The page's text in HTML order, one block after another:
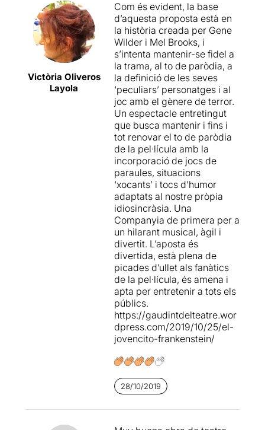
Victòria Oliveros
Layola
Com és evident, la base
d’aquesta proposta està en
la història creada per Gene
Wilder i Mel Brooks, i
s’intenta mantenir-se fidel a
la trama, al to de paròdia, a
la definició de les seves
‘peculiars’ personatges i al
joc amb el gènere de terror.
Un espectacle entretingut
que busca mantenir i fins i
tot renovar el to de paròdia
de la pel·lícula amb la
incorporació de jocs de
paraules, situacions
‘xocants’ i tocs d’humor
adaptats al nostre pròpia
idiosincràsia. Una
Companyia de primera per a
un hilarant musical, àgil i
divertit. L’aposta és
divertida, està plena de
picades d’ullet als fanàtics
de la pel·lícula, és amena i
apta per entretenir a tots els
públics.
https://gaudintdelteatre.wor
dpress.com/2019/10/25/el-
jovencito-frankenstein/
28/10/2019